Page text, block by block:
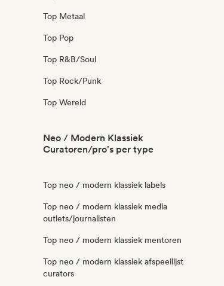
Top Metaal
Top Pop
Top R&B/Soul
Top Rock/Punk
Top Wereld
Neo / Modern Klassiek
Curatoren/pro's per type
Top neo / modern klassiek labels
Top neo / modern klassiek media
outlets/journalisten
Top neo / modern klassiek mentoren
Top neo / modern klassiek afspeellijst
curators